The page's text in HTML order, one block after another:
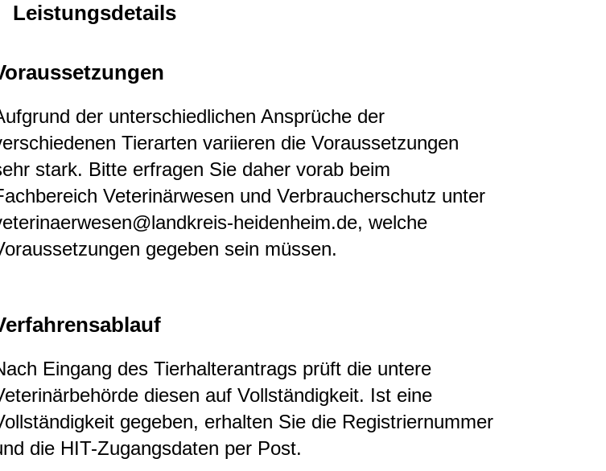
Leistungsdetails
der unterschiedlichen Ansprüche der
Tierarten variieren die Voraussetzungen
stark. Bitte erfragen Sie daher vorab beim
Veterinärwesen und Verbraucherschutz unter
heidenheim.de, welche
gegeben sein müssen.
Eingang des Tierhalterantrags prüft die untere
diesen auf Vollständigkeit. Ist eine
gegeben, erhalten Sie die Registriernummer
die HIT-Zugangsdaten per Post.